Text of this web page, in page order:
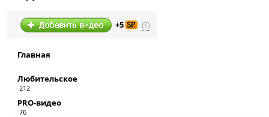
+5 (?)
Главная
Любительское
212
PRO-видео
76